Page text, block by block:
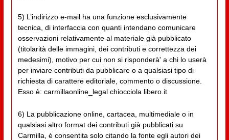
5) L’indirizzo e-mail ha una funzione esclusivamente
tecnica, di interfaccia con quanti intendano comunicare
osservazioni relativamente al materiale già pubblicato
(titolarità delle immagini, dei contributi e correttezza dei
medesimi), motivo per cui non si risponderà' a chi lo userà
per inviare contributi da pubblicare o a qualsiasi tipo di
richiesta di carattere editoriale, commento o discussione.
Esso è: carmillaonline_legal chiocciola libero.it
6) La pubblicazione online, cartacea, multimediale o in
qualsiasi altro format dei contributi già pubblicati su
Carmilla, è consentita solo citando la fonte egli autori dei